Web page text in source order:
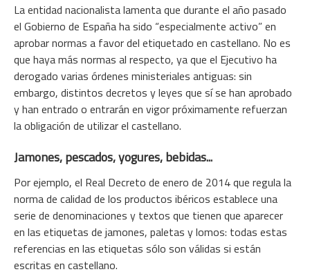
La entidad nacionalista lamenta que durante el año pasado
el Gobierno de España ha sido “especialmente activo” en
aprobar normas a favor del etiquetado en castellano. No es
que haya más normas al respecto, ya que el Ejecutivo ha
derogado varias órdenes ministeriales antiguas: sin
embargo, distintos decretos y leyes que sí se han aprobado
y han entrado o entrarán en vigor próximamente refuerzan
la obligación de utilizar el castellano.
Jamones, pescados, yogures, bebidas...
Por ejemplo, el Real Decreto de enero de 2014 que regula la
norma de calidad de los productos ibéricos establece una
serie de denominaciones y textos que tienen que aparecer
en las etiquetas de jamones, paletas y lomos: todas estas
referencias en las etiquetas sólo son válidas si están
escritas en castellano.